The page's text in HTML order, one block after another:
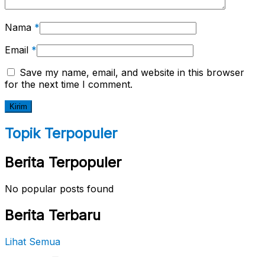
Nama *
Email *
Save my name, email, and website in this browser
for the next time I comment.
Topik Terpopuler
Berita Terpopuler
No popular posts found
Berita Terbaru
Lihat Semua